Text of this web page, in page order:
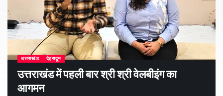
उत्तराखंड देहरादून
उत्तराखंड में पहली बार श्री श्री वेलबीइंग का
आगमन